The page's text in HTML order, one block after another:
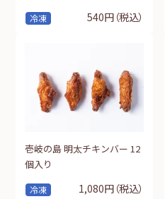
冷凍 540円（税込）
冷凍
壱岐の島 明太チキンバー 12
個入り
1,080円（税込）